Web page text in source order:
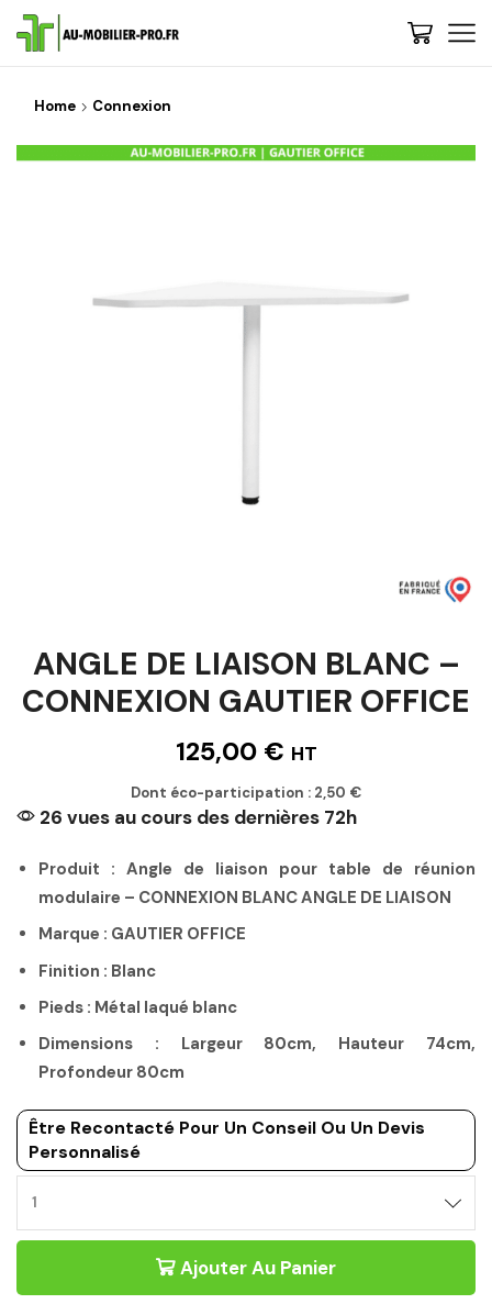
Home Connexion
ANGLE DE LIAISON BLANC –
CONNEXION GAUTIER OFFICE
125,00 € HT
Dont éco-participation : 2,50 €
26 vues au cours des dernières 72h
Produit : Angle de liaison pour table de réunion
modulaire – CONNEXION BLANC ANGLE DE LIAISON
Marque : GAUTIER OFFICE
Finition : Blanc
Pieds : Métal laqué blanc
Dimensions : Largeur 80cm, Hauteur 74cm,
Profondeur 80cm
Être Recontacté Pour Un Conseil Ou Un Devis
Personnalisé
DE
BLANC
Ajouter Au Panier